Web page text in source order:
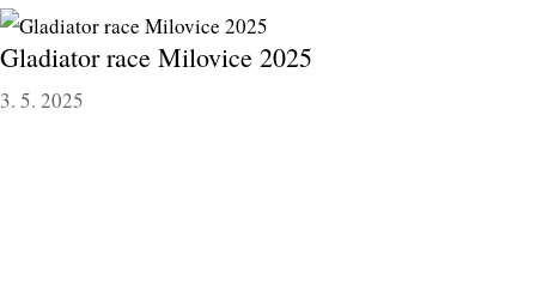
Gladiator race Milovice 2025
3. 5. 2025